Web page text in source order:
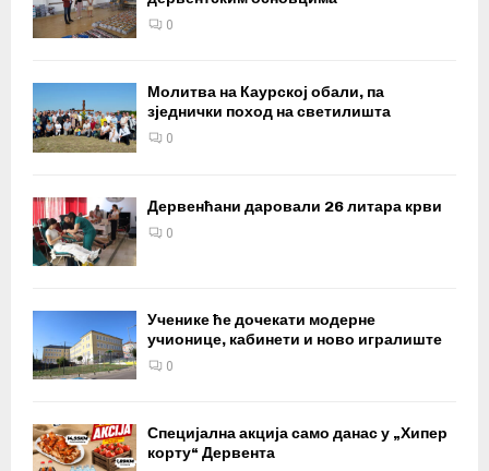
0
Молитва на Каурској обали, па
зједнички поход на светилишта
0
Дервенћани даровали 26 литара крви
0
Ученике ће дочекати модерне
учионице, кабинети и ново игралиште
0
Специјална акција само данас у „Хипер
корту“ Дервента